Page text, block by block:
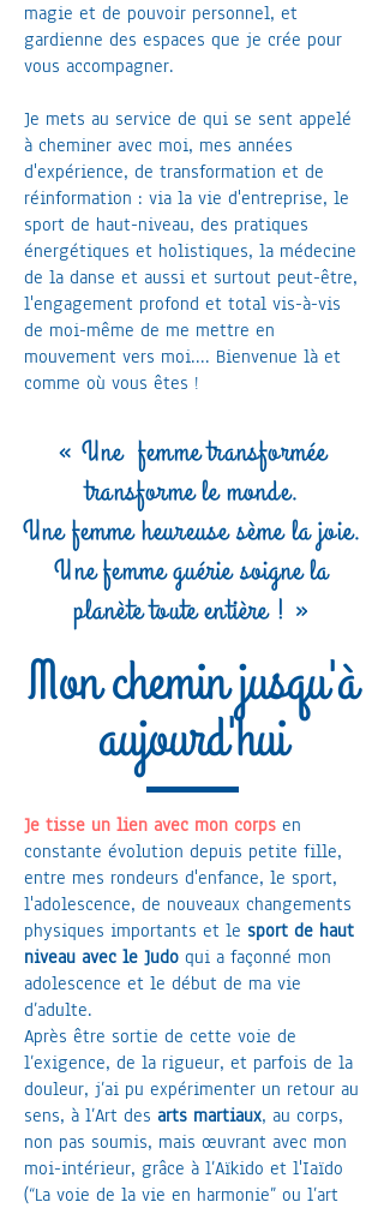
magie et de pouvoir personnel, et
gardienne des espaces que je crée pour
vous accompagner.
Je mets au service de qui se sent appelé
à cheminer avec moi, mes années
d'expérience, de transformation et de
réinformation : via la vie d'entreprise, le
sport de haut-niveau, des pratiques
énergétiques et holistiques, la médecine
de la danse et aussi et surtout peut-être,
l'engagement profond et total vis-à-vis
de moi-même de me mettre en
mouvement vers moi.... Bienvenue là et
comme où vous êtes !
« Une femme transformée
transforme le monde.
Une femme heureuse sème la joie.
Une femme guérie soigne la
planète toute entière ! »
Mon chemin jusqu'à
aujourd'hui
Je tisse un lien avec mon corps en
constante évolution depuis petite fille,
entre mes rondeurs d'enfance, le sport,
l'adolescence, de nouveaux changements
physiques importants et le sport de haut
niveau avec le Judo qui a façonné mon
adolescence et le début de ma vie
d’adulte.
Après être sortie de cette voie de
l’exigence, de la rigueur, et parfois de la
douleur, j’ai pu expérimenter un retour au
sens, à l’Art des arts martiaux, au corps,
non pas soumis, mais œuvrant avec mon
moi-intérieur, grâce à l’Aïkido et l'Iaïdo
(“La voie de la vie en harmonie” ou l’art